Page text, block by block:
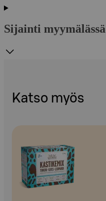
Sijainti myymälässä
Katso myös